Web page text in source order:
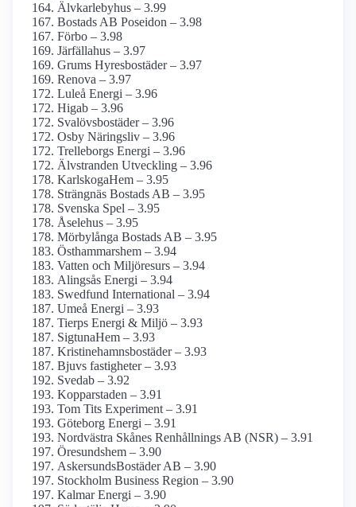
Älvkarlebyhus – 3.99
Bostads AB Poseidon – 3.98
Förbo – 3.98
Järfällahus – 3.97
Grums Hyresbostäder – 3.97
Renova – 3.97
Luleå Energi – 3.96
Higab – 3.96
Svalövsbostäder – 3.96
Osby Näringsliv – 3.96
Trelleborgs Energi – 3.96
Älvstranden Utveckling – 3.96
KarlskogaHem – 3.95
Strängnäs Bostads AB – 3.95
Svenska Spel – 3.95
Åselehus – 3.95
Mörbylånga Bostads AB – 3.95
Östhammarshem – 3.94
Vatten och Miljöresurs – 3.94
Alingsås Energi – 3.94
Swedfund International – 3.94
Umeå Energi – 3.93
Tierps Energi & Miljö – 3.93
SigtunaHem – 3.93
Kristinehamnsbostäder – 3.93
Bjuvs fastigheter – 3.93
Svedab – 3.92
Kopparstaden – 3.91
Tom Tits Experiment – 3.91
Göteborg Energi – 3.91
Nordvästra Skånes Renhållnings AB (NSR) – 3.91
Öresundshem – 3.90
AskersundsBostäder AB – 3.90
Stockholm Business Region – 3.90
Kalmar Energi – 3.90